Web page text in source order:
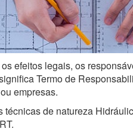
efeitos legais, os
Termo de
empresas.
de natureza